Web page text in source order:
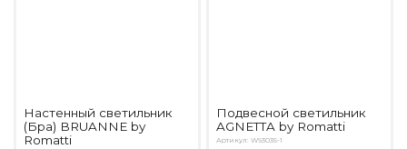
Настенный светильник
(Бра) BRUANNE by
Romatti
Подвесной светильник
AGNETTA by Romatti
Артикул: W93035-1